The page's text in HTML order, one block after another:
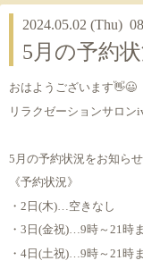
2024.05.02 (Thu)
5月の予約
おはようございます👋😃
リラクゼーションサロン
5月の予約状況をお知らせ
《予約状況》
・2日(木)…空きなし
・3日(金祝)…9時～21時
・4日(土祝)…9時～21時